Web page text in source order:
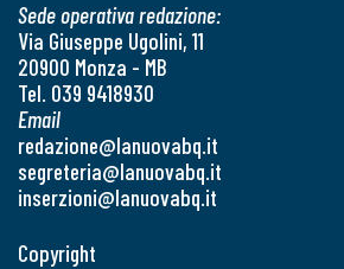
Sede operativa redazione:
Via Giuseppe Ugolini, 11
20900 Monza - MB
Tel. 039 9418930
Email
redazione@lanuovabq.it
segreteria@lanuovabq.it
inserzioni@lanuovabq.it
Copyright